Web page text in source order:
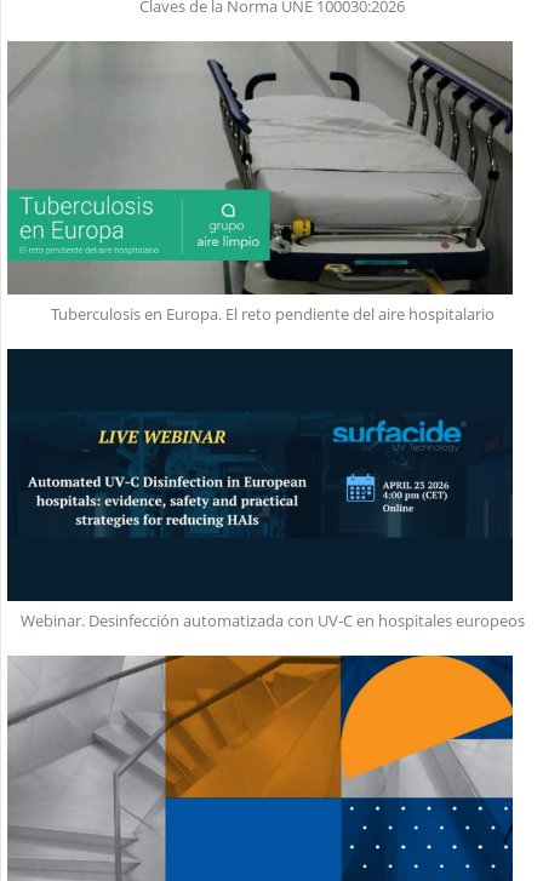
Claves de la Norma UNE 100030:2026
Tuberculosis en Europa. El reto pendiente del aire hospitalario
Webinar. Desinfección automatizada con UV-C en hospitales europeos